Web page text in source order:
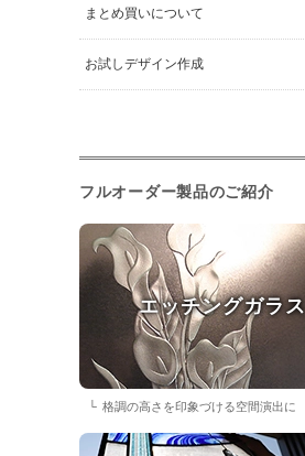
まとめ買いについて
お試しデザイン作成
フルオーダー製品のご紹介
エッチングガラス
格調の高さを印象づける空間演出に